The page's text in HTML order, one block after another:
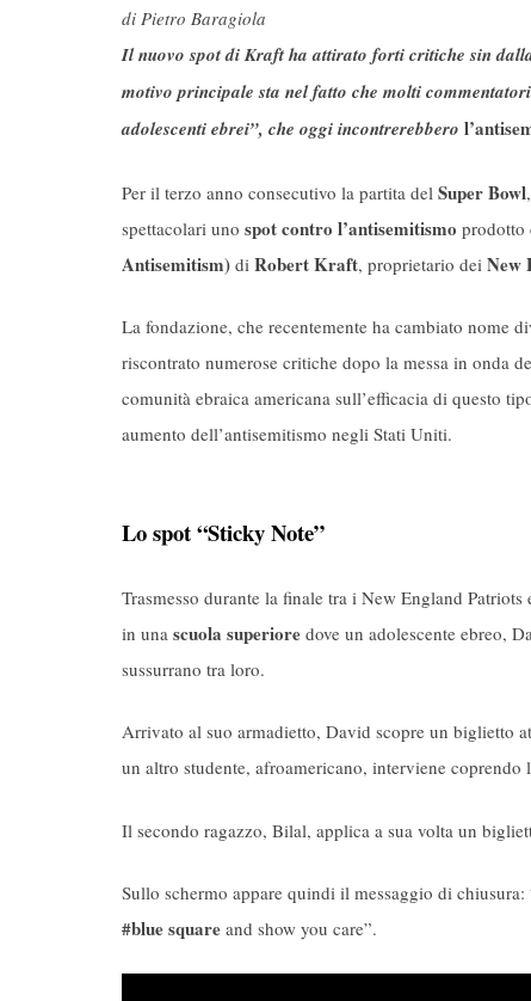
di Pietro Baragiola
Il nuovo spot di Kraft ha attirato forti critiche sin
motivo principale sta nel fatto che molti
adolescenti ebrei”, che oggi incontrerebbero
Per il terzo anno consecutivo la partita del Super Bowl
spettacolari uno spot contro l’antisemitismo prodotto
Antisemitism) di Robert Kraft, proprietario dei New
La fondazione, che recentemente ha cambiato nome
riscontrato numerose critiche dopo la messa in onda
comunità ebraica americana sull’efficacia di questo
aumento dell’antisemitismo negli Stati Uniti.
Lo spot “Sticky Note”
Trasmesso durante la finale tra i New England
in una scuola superiore dove un adolescente ebreo,
sussurrano tra loro.
Arrivato al suo armadietto, David scopre un biglietto
un altro studente, afroamericano, interviene
Il secondo ragazzo, Bilal, applica a sua volta un
Sullo schermo appare quindi il messaggio di
#blue square and show you care”.